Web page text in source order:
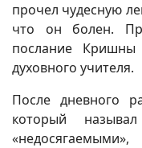
прочел чудесную
что он болен.
послание
духовного учителя.
После дневного
который